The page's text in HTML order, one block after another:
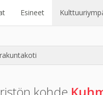
Esineet